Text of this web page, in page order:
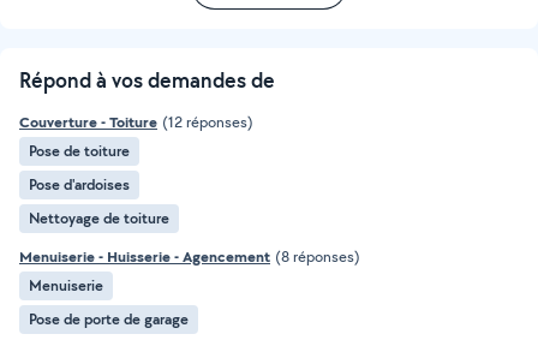
Répond à vos demandes de
Couverture - Toiture (12 réponses)
Pose de toiture
Pose d'ardoises
Nettoyage de toiture
Menuiserie - Huisserie - Agencement (8 réponses)
Menuiserie
Pose de porte de garage